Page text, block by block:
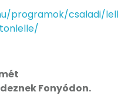
programok/csaladi/
Fonyódon.